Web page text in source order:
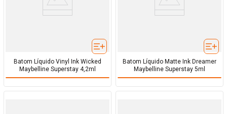
Batom Líquido Vinyl Ink Wicked
Maybelline Superstay 4,2ml
Batom Líquido Matte Ink Dreamer
Maybelline Superstay 5ml